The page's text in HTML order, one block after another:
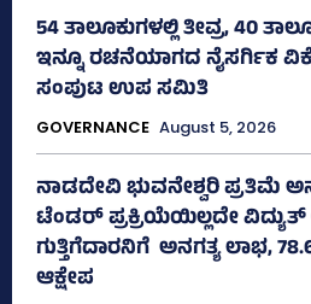
54 ತಾಲೂಕುಗಳಲ್ಲಿ ತೀವ್ರ, 40
ಇನ್ನೂ ರಚನೆಯಾಗದ ನೈಸರ್ಗಿಕ
ಸಂಪುಟ ಉಪ ಸಮಿತಿ
GOVERNANCE August 5, 2026
ನಾಡದೇವಿ ಭುವನೇಶ್ವರಿ ಪ್ರತಿಮೆ
ಟೆಂಡರ್ ಪ್ರಕ್ರಿಯೆಯಿಲ್ಲದೇ
ಗುತ್ತಿಗೆದಾರನಿಗೆ ಅನಗತ್ಯ ಲಾಭ,
ಆಕ್ಷೇಪ